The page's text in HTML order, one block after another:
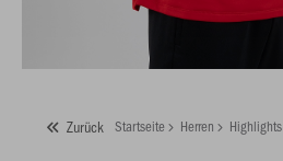
Zurück Startseite Herren Highlights